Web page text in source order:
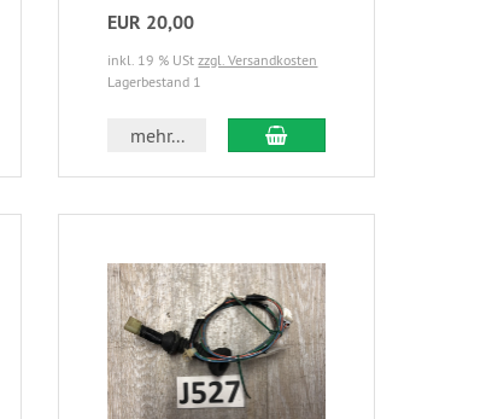
EUR 20,00
inkl. 19 % UStzzgl. Versandkosten
Lagerbestand 1
mehr...